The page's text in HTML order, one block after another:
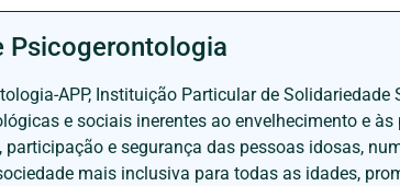
Psicogerontologia
APP, Instituição Particular de
e sociais inerentes ao envelhecimento e
e segurança das pessoas idosas,
mais inclusiva para todas as idades,